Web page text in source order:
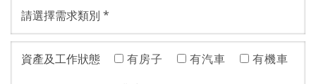
資產及工作狀態 有房子 有汽車
有機車